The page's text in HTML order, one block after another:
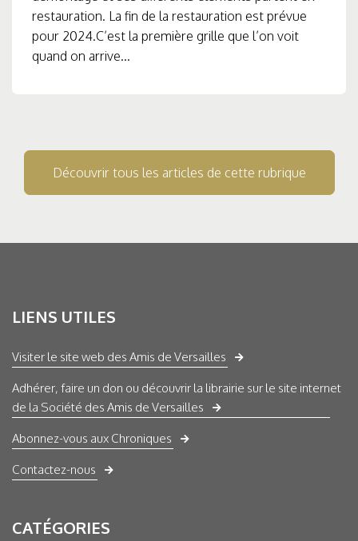
restauration. La fin de la restauration est prévue
pour 2024.C’est la première grille que l’on voit
quand on arrive...
Découvrir tous les articles de cette rubrique
LIENS UTILES
Visiter le site web des Amis de Versailles
Adhérer, faire un don ou découvrir la librairie sur le site internet
de la Société des Amis de Versailles
Abonnez-vous aux Chroniques
Contactez-nous
CATÉGORIES